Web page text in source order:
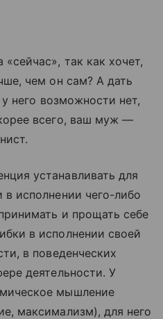
так как хочет,
чем он сам? А дать
него возможности нет,
всего, ваш муж —
устанавливать для
исполнении чего-либо
и прощать себе
в исполнении своей
в поведенческих
деятельности. У
мышление
максимализм), для него